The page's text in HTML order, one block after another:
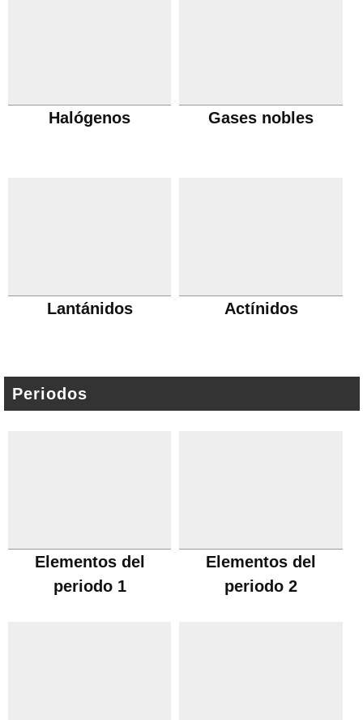
Halógenos Gases nobles
Lantánidos Actínidos
Periodos
Elementos del
periodo 1
Elementos del
periodo 2